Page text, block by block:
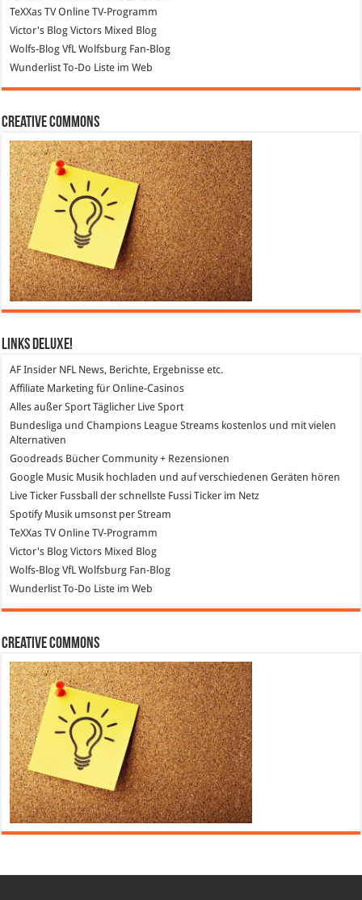
TeXXas TVOnline TV-Programm
Victor's Blog Victors Mixed Blog
Wolfs-Blog VfL Wolfsburg Fan-Blog
Wunderlist To-Do Liste im Web
Creative Commons
Links DeLuXe!
AF Insider NFL News, Berichte, Ergebnisse etc.
Affiliate Marketing für Online-Casinos
Alles außer SportTäglicher Live Sport
Bundesliga und Champions League Streams kostenlos und mit vielen
Alternativen
Goodreads Bücher Community + Rezensionen
Google Music Musik hochladen und auf verschiedenen Geräten hören
Live Ticker Fussball
der schnellste Fussi Ticker im Netz
SpotifyMusik umsonst per Stream
TeXXas TVOnline TV-Programm
Victor's Blog Victors Mixed Blog
Wolfs-Blog VfL Wolfsburg Fan-Blog
WunderlistTo-Do Liste im Web
Creative Commons